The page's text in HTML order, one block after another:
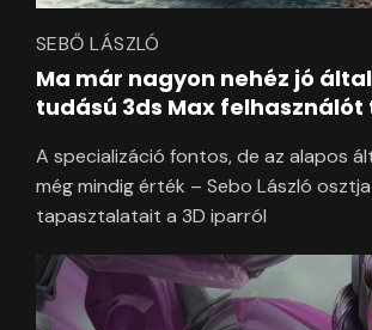
SEBŐ LÁSZLÓ
Ma már nagyon nehéz jó
tudású 3ds Max felhasználót
A specializáció fontos, de az alapos
még mindig érték – Sebo László
tapasztalatait a 3D iparról